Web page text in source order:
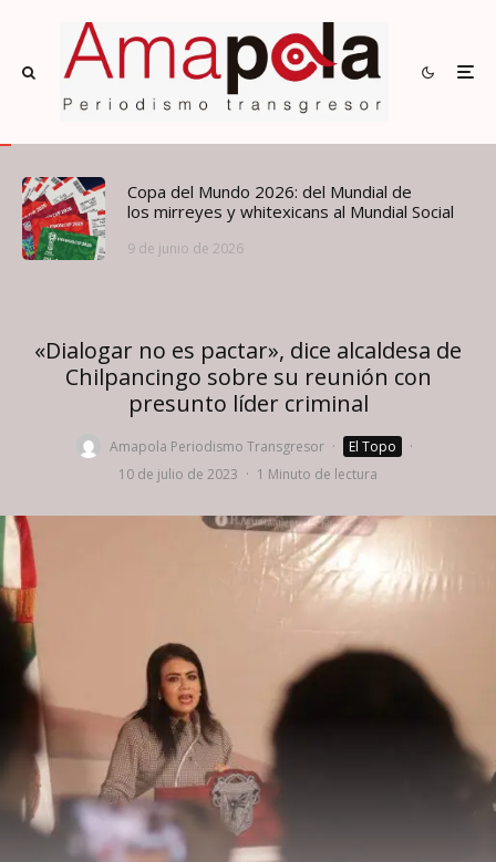
Copa del Mundo 2026: del Mundial de
los mirreyes y whitexicans al Mundial Social
9 de junio de 2026
«Dialogar no es pactar», dice alcaldesa de
Chilpancingo sobre su reunión con
presunto líder criminal
Amapola Periodismo Transgresor · El Topo
·
10 de julio de 2023 · 1 Minuto de lectura